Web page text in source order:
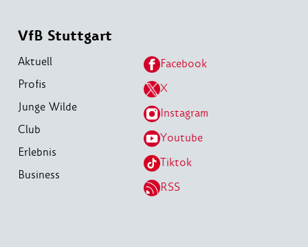
VfB Stuttgart
Aktuell
Profis
Junge Wilde
Club
Erlebnis
Business
Facebook
X
Instagram
Youtube
Tiktok
RSS